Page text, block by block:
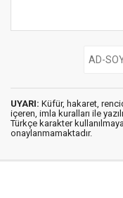
UYARI: Küfür, hakaret,
içeren, imla kuralları ile
Türkçe karakter
onaylanmamaktadır.